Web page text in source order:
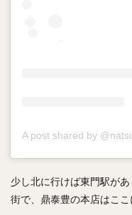
A post shared by
少し北に行けば東門駅が
街で、鼎泰豊の本店はここ